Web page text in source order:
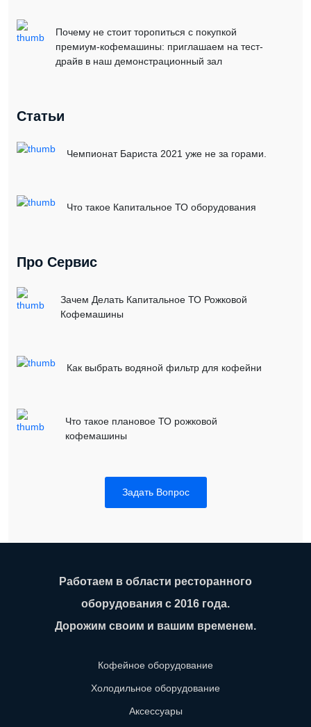
Почему не стоит торопиться с покупкой
премиум-кофемашины: приглашаем на тест-
драйв в наш демонстрационный зал
Статьи
Чемпионат Бариста 2021 уже не за горами.
Что такое Капитальное ТО оборудования
Про Сервис
Зачем Делать Капитальное ТО Рожковой
Кофемашины
Как выбрать водяной фильтр для кофейни
Что такое плановое ТО рожковой
кофемашины
Задать Вопрос
Работаем в области ресторанного
оборудования с 2016 года.
Дорожим своим и вашим временем.
Кофейное оборудование
Холодильное оборудование
Аксессуары